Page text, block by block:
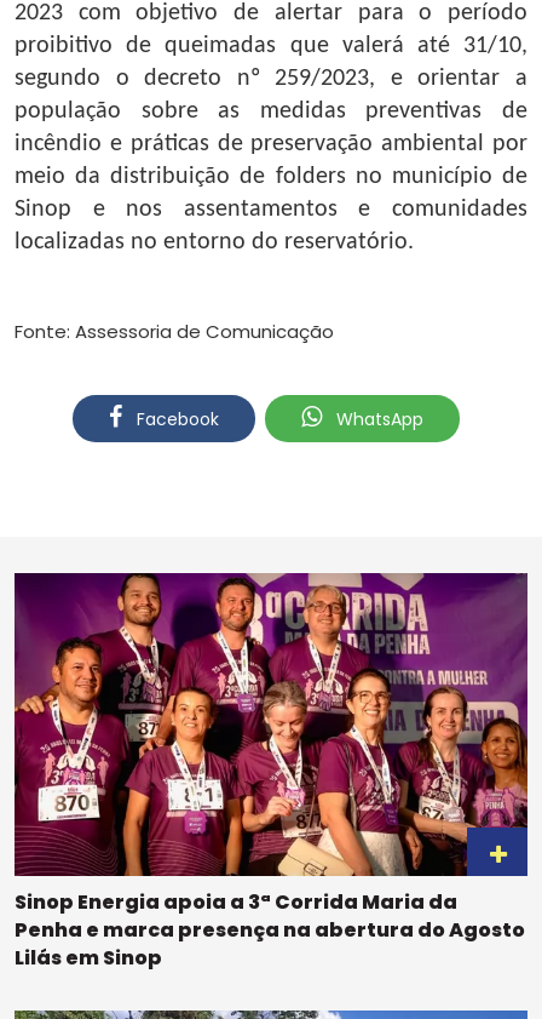
2023 com objetivo de alertar para o período
proibitivo de queimadas que valerá até 31/10,
segundo o decreto nº 259/2023, e orientar a
população sobre as medidas preventivas de
incêndio e práticas de preservação ambiental por
meio da distribuição de folders no município de
Sinop e nos assentamentos e comunidades
localizadas no entorno do reservatório.
Fonte: Assessoria de Comunicação
Facebook WhatsApp
Sinop Energia apoia a 3ª Corrida Maria da
Penha e marca presença na abertura do Agosto
Lilás em Sinop